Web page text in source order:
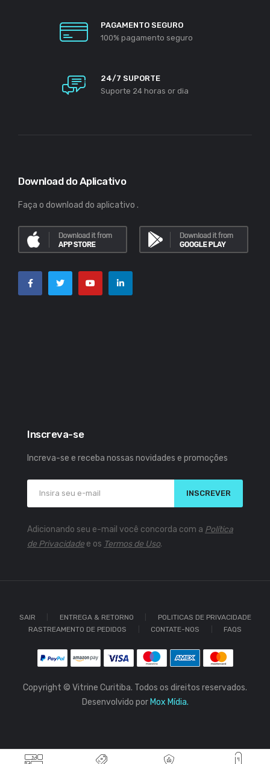
PAGAMENTO SEGURO
100% pagamento seguro
24/7 SUPORTE
Suporte 24 horas or dia
Download do Aplicativo
Faça o download do aplicativo .
Inscreva-se
Increva-se e receba nossas novidades e promoções
INSCREVER
Adicionando seu e-mail você concorda com a Política
de Privacidade e os Termos de Uso.
SAIR ENTREGA & RETORNO
POLITICAS DE PRIVACIDADE
RASTREAMENTO DE PEDIDOS
CONTATE-NOS FAQS
Copyright © Vitrine Curitiba. Todos os direitos reservados.
Desenvolvido por Mox Mídia.